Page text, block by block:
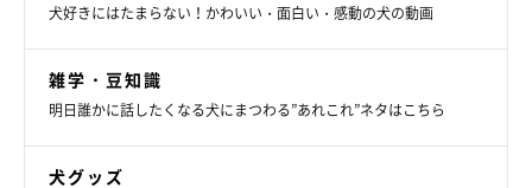
犬好きにはたまらない！かわいい・面白い・感動の犬の動画
雑学・豆知識
明日誰かに話したくなる犬にまつわる”あれこれ”ネタはこちら
犬グッズ